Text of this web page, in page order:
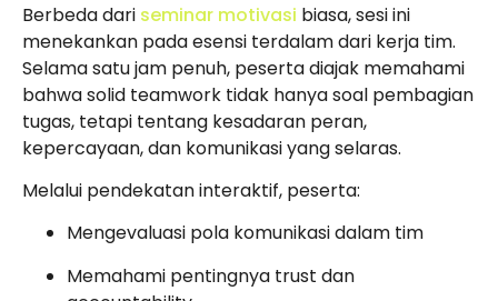
Berbeda dari seminar motivasi biasa, sesi ini
menekankan pada esensi terdalam dari kerja tim.
Selama satu jam penuh, peserta diajak memahami
bahwa solid teamwork tidak hanya soal pembagian
tugas, tetapi tentang kesadaran peran,
kepercayaan, dan komunikasi yang selaras.
Melalui pendekatan interaktif, peserta:
Mengevaluasi pola komunikasi dalam tim
Memahami pentingnya trust dan